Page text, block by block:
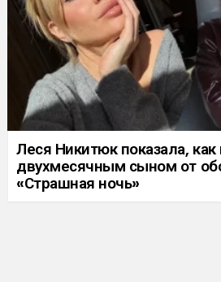
Леся Никитюк показала, как
двухмесячным сыном от
«Страшная ночь»